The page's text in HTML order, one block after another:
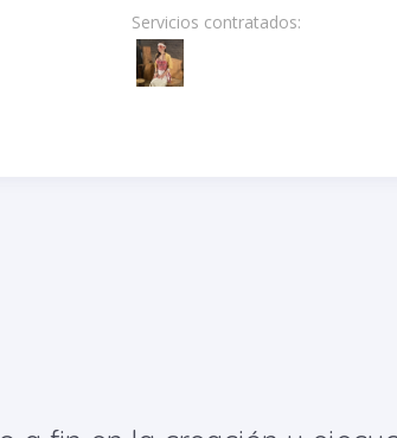
Servicios contratados: